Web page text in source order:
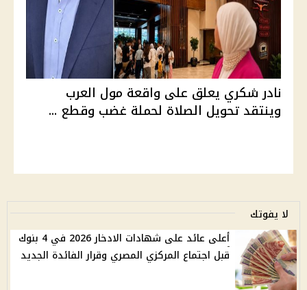
نادر شكري يعلق على واقعة مول العرب
وينتقد تحويل الصلاة لحملة غضب وقطع ...
لا يفوتك
أعلى عائد على شهادات الادخار 2026 في 4 بنوك
قبل اجتماع المركزي المصري وقرار الفائدة الجديد